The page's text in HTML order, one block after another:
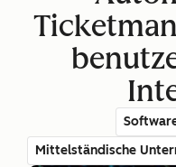
Mittelständische